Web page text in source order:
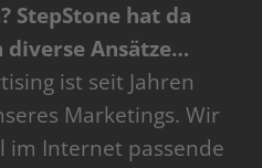
StepStone hat da
Ansätze…
ist seit Jahren
Marketings. Wir
Internet passende